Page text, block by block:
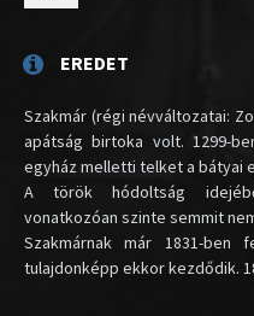
EREDET
Szakmár (régi névváltozatai:
apátság birtoka volt. 1299-
egyház melletti telket a bátyai
A török hódoltság
vonatkozóan szinte semmit
Szakmárnak már 1831-ben
tulajdonképp ekkor kezdődik.